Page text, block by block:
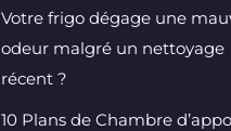
Votre frigo dégage une
odeur malgré un nettoyage
récent ?
10 Plans de Chambre